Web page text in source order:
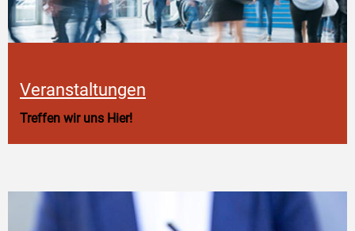
Veranstaltungen
Treffen wir uns Hier!